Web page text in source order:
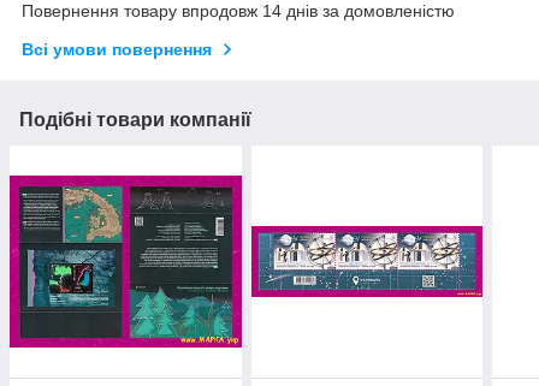
Повернення товару впродовж 14 днів за домовленістю
Всі умови повернення
Подібні товари компанії